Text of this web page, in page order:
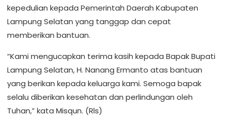
kepedulian kepada Pemerintah Daerah Kabupaten
Lampung Selatan yang tanggap dan cepat
memberikan bantuan.
“Kami mengucapkan terima kasih kepada Bapak Bupati
Lampung Selatan, H. Nanang Ermanto atas bantuan
yang berikan kepada keluarga kami. Semoga bapak
selalu diberikan kesehatan dan perlindungan oleh
Tuhan,” kata Misqun. (Rls)